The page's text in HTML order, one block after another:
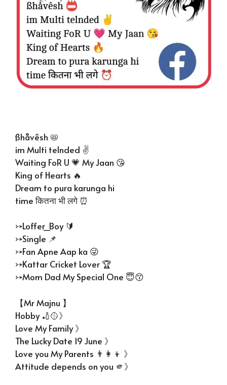
ßhåvêsh 📛
im Multi telnded ✌️
Waiting FoR U 💗 My Jaan 😘
King of Hearts 🔥
Dream to pura karunga hi
time कितना भी लगे ⏰
⤐Loffer_Boy 🔰
⤐Single 📌
⤐Fan Apne Aap ka 😜
⤐Kattar Cricket Lover 🏆
⤐Mom Dad My Special One 😇😙
【Mr Majnu 】
Hobby 🏏🥎》
Love My Family 》
The Lucky Date 19 June 》
Love you My Parents 👨‍👩‍👦 》
Attitude depends on you 🫵》